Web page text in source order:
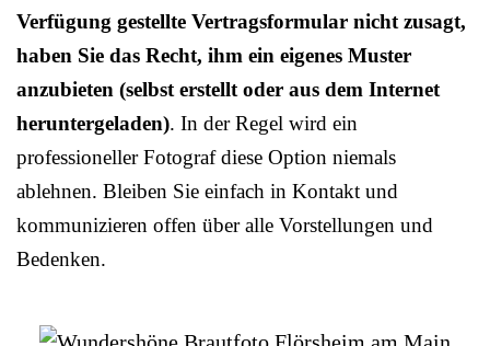
Verfügung gestellte Vertragsformular nicht zusagt,
haben Sie das Recht, ihm ein eigenes Muster
anzubieten (selbst erstellt oder aus dem Internet
heruntergeladen). In der Regel wird ein
professioneller Fotograf diese Option niemals
ablehnen. Bleiben Sie einfach in Kontakt und
kommunizieren offen über alle Vorstellungen und
Bedenken.